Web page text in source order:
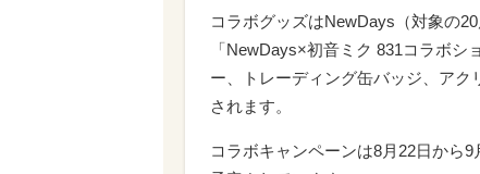
コラボグッズはNewDays（対象の
「NewDays×初音ミク 831コラボ
ー、トレーディング缶バッジ、ア
されます。
コラボキャンペーンは8月22日から